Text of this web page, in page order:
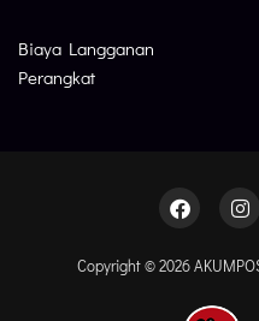
Biaya Langganan
Perangkat
Copyright © 2026